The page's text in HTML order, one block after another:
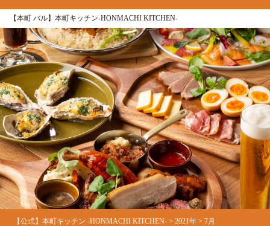
【本町 バル】本町キッチン‐HONMACHI KITCHEN‐
【公式】本町キッチン ‐HONMACHI KITCHEN‐ >2021年 >7月